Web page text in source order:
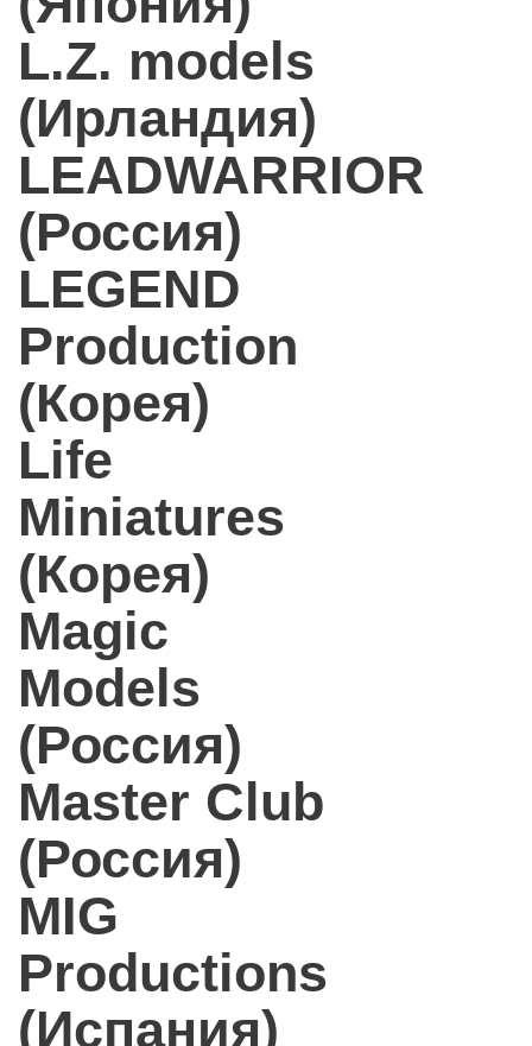
L.Z. models
(Ирландия)
LEADWARRIOR
(Россия)
LEGEND
Production
(Корея)
Life
Miniatures
(Корея)
Magic
Models
(Россия)
Master Club
(Россия)
MIG
Productions
(Испания)